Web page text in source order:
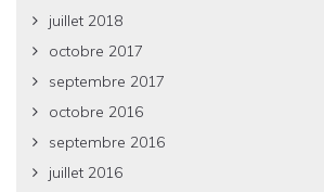
juillet 2018
octobre 2017
septembre 2017
octobre 2016
septembre 2016
juillet 2016